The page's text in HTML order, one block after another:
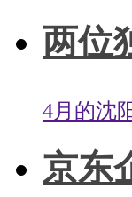
两位
4月的沈
京东